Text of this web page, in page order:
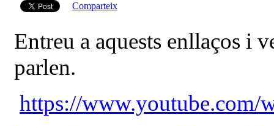
Comparteix
Entreu a aquests enllaços i
parlen.
https://www.youtube.com/